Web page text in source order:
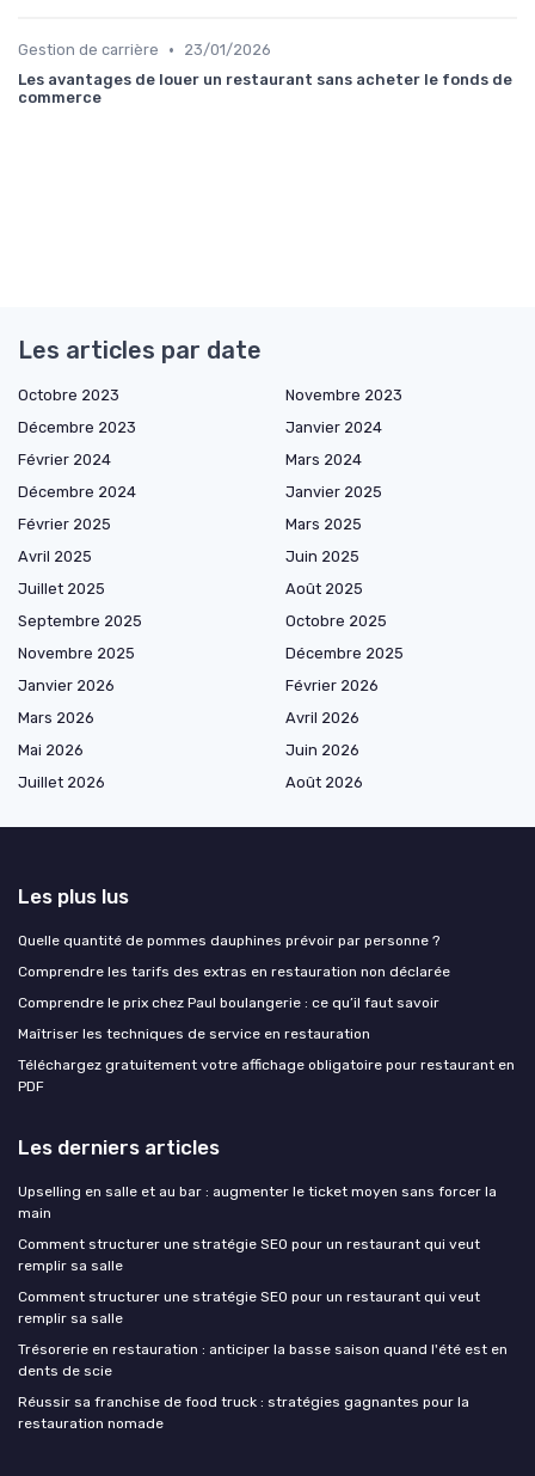
Gestion de carrière •
23/01/2026
Les avantages de louer un restaurant sans acheter le fonds de
commerce
Les articles par date
Octobre 2023
Novembre 2023
Décembre 2023
Janvier 2024
Février 2024
Mars 2024
Décembre 2024
Janvier 2025
Février 2025
Mars 2025
Avril 2025
Juin 2025
Juillet 2025
Août 2025
Septembre 2025
Octobre 2025
Novembre 2025
Décembre 2025
Janvier 2026
Février 2026
Mars 2026
Avril 2026
Mai 2026
Juin 2026
Juillet 2026
Août 2026
Les plus lus
Quelle quantité de pommes dauphines prévoir par personne ?
Comprendre les tarifs des extras en restauration non déclarée
Comprendre le prix chez Paul boulangerie : ce qu’il faut savoir
Maîtriser les techniques de service en restauration
Téléchargez gratuitement votre affichage obligatoire pour restaurant en
PDF
Les derniers articles
Upselling en salle et au bar : augmenter le ticket moyen sans forcer la
main
Comment structurer une stratégie SEO pour un restaurant qui veut
remplir sa salle
Comment structurer une stratégie SEO pour un restaurant qui veut
remplir sa salle
Trésorerie en restauration : anticiper la basse saison quand l'été est en
dents de scie
Réussir sa franchise de food truck : stratégies gagnantes pour la
restauration nomade